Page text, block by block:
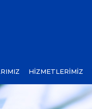
HİZMETLERİMİZ